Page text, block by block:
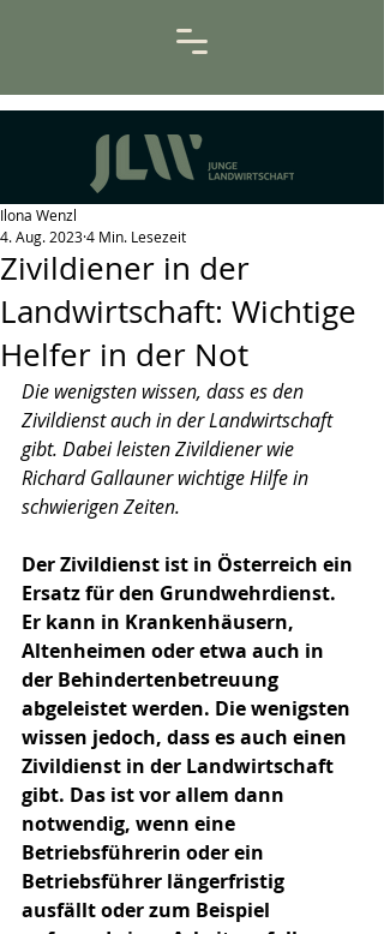
Zivildiener in der
Landwirtschaft: Wichtige
Helfer in der Not
Ilona Wenzl
4. Aug. 20234 Min. Lesezeit
Die wenigsten wissen, dass es den
Zivildienst auch in der Landwirtschaft
gibt. Dabei leisten Zivildiener wie
Richard Gallauner wichtige Hilfe in
schwierigen Zeiten.
Der Zivildienst ist in Österreich ein
Ersatz für den Grundwehrdienst.
Er kann in Krankenhäusern,
Altenheimen oder etwa auch in
der Behindertenbetreuung
abgeleistet werden. Die wenigsten
wissen jedoch, dass es auch einen
Zivildienst in der Landwirtschaft
gibt. Das ist vor allem dann
notwendig, wenn eine
Betriebsführerin oder ein
Betriebsführer längerfristig
ausfällt oder zum Beispiel